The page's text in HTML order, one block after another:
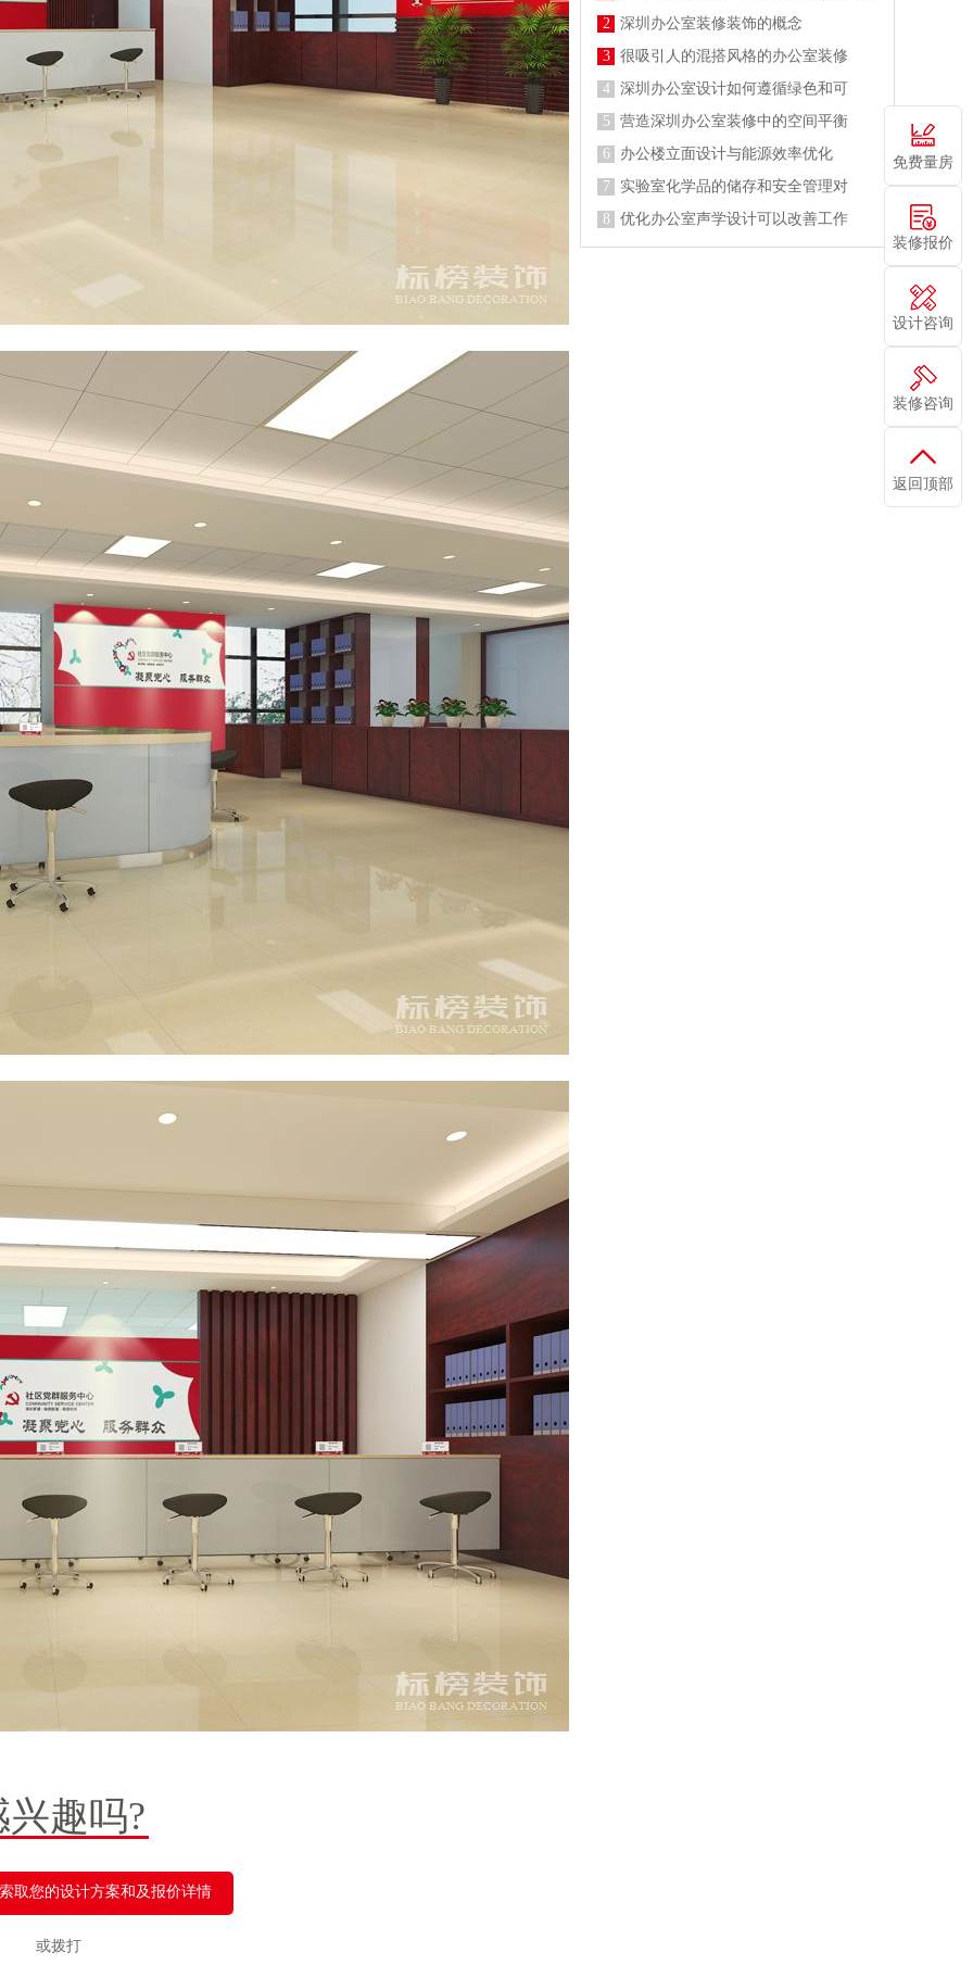
兴趣吗?
取您的设计方案和及报价详情
或拨打
2
深圳办公室装修装饰的概念
3
很吸引人的混搭风格的办公室装修
4
深圳办公室设计如何遵循绿色和可
5
营造深圳办公室装修中的空间平衡
6
办公楼立面设计与能源效率优化
7
实验室化学品的储存和安全管理对
8
优化办公室声学设计可以改善工作
免费量房
装修报价
设计咨询
装修咨询
返回顶部